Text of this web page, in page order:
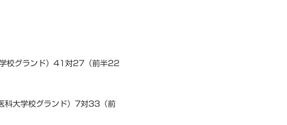
校グランド）41対27（前半22
大学校グランド）7対33（前